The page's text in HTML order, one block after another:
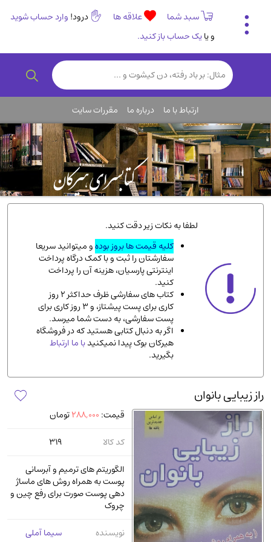
سبد شما علاقه ها درود! وارد حساب شوید
و یایک حساب باز کنید.
تاریخی و فرهنگی
(838)
رمان و داستان ایرانی(307)
روانشناسی(357)
انگلیسی و زبان خارجی(14)
کودکان و نوجوانان(76)
کتب نادر و کمیاب(19)
روانشناسی(112)
طب گیاهی و سنتی(45)
فلسفه و جامعه شناسی(151)
ادبیات و شعر
ادیان و مذاهب
دانشگاهی و آموزشی
اقتصادی، بازاریابی و مالی(56)
پزشکی(140)
کامپیوتر و نرم افزار
ورزشی و تربیت بدنی(34)
آشپزی و خوراکی
سرگرمی و بازی(7)
سیاسی
رمان و داستان خارجی(489)
حقوقی و قانون(47)
کتاب های مصور رنگی و گلاسه(23)
ارتباط با ما درباره ما مقررات سایت
لطفا به نکات زیر دقت کنید.
کلیه قیمت ها بروز بودهو میتوانید سریعا
سفارشتان را ثبت و با کمک درگاه پرداخت
اینترنتی پارسیان، هزینه آن را پرداخت
کنید.
کتاب های سفارشی ظرف حداکثر 2 روز
کاری برای پست پیشتاز، و 3 روز کاری برای
پست سفارشی، به دست شما میرسد.
اگر به دنبال کتابی هستید که در فروشگاه
هیرکان بوک پیدا نمیکنیدبا ما ارتباط
بگیرید.
راز زیبایی بانوان
قیمت: 288,000تومان
کد کالا
319
الگوریتم های ترمیم و آبرسانی
پوست به همراه روش های ماساژ
دهی پوست صورت برای رفع چین و
چروک
نویسنده
سیما آملی